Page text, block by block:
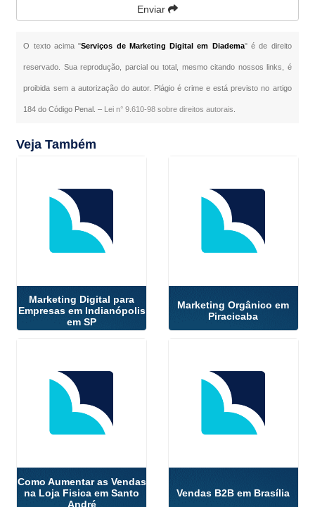
Enviar
O texto acima "Serviços de Marketing Digital em Diadema" é de direito
reservado. Sua reprodução, parcial ou total, mesmo citando nossos links, é
proibida sem a autorização do autor. Plágio é crime e está previsto no artigo
184 do Código Penal. – Lei n° 9.610-98 sobre direitos autorais
Veja Também
Marketing Digital para
Empresas em Indianópolis
em SP
Marketing Orgânico em
Piracicaba
Como Aumentar as Vendas
na Loja Fisica em Santo
André
Vendas B2B em Brasília